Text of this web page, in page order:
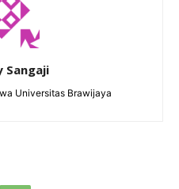
Sangaji
Universitas Brawijaya